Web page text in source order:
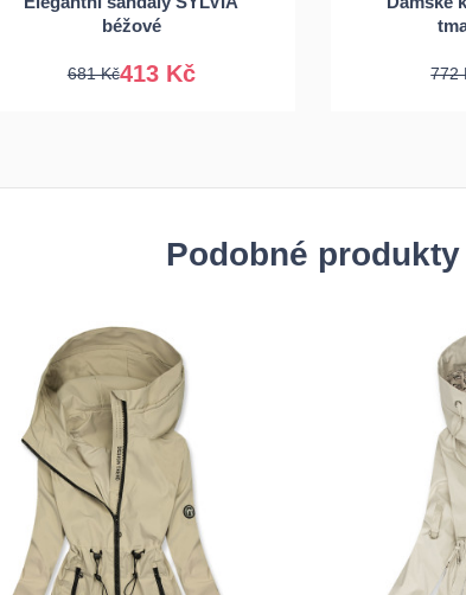
béžové
413 Kč
681 Kč 772
Podobné produkty